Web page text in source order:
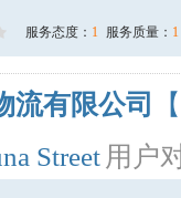
服务态度： 1 服务质量： 1
流有限公司
Street 用户